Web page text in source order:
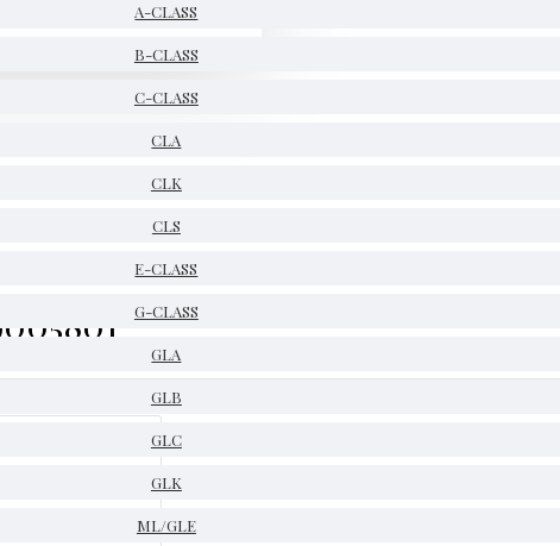
A-CLASS
B-CLASS
C-CLASS
CLA
CLK
CLS
E-CLASS
G-CLASS
GLA
GLB
GLC
GLK
ML/GLE